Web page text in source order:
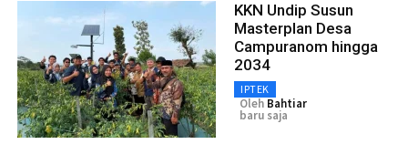
KKN Undip Susun
Masterplan Desa
Campuranom hingga
2034
IPTEK
Oleh Bahtiar
baru saja